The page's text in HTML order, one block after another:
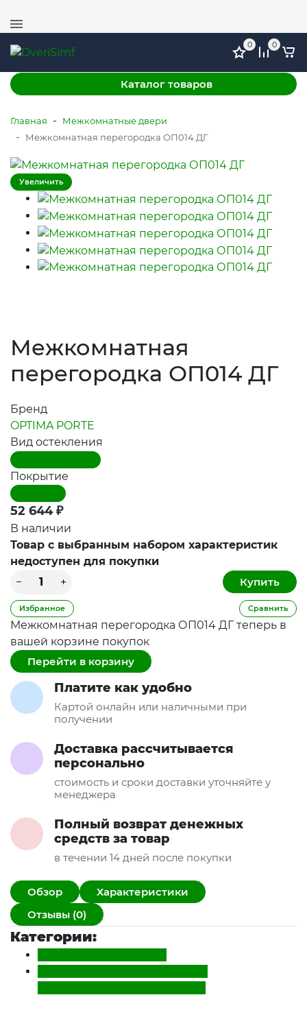
0 0
Каталог товаров
Главная - Межкомнатные двери
- Межкомнатная перегородка ОП014 ДГ
Увеличить
Межкомнатная
перегородка ОП014 ДГ
Бренд
OPTIMA PORTE
Вид остекления
Покрытие
52 644 ₽
В наличии
Товар с выбранным набором характеристик
недоступен для покупки
Избранное Сравнить
Межкомнатная перегородка ОП014 ДГ теперь в
вашей корзине покупок
Перейти в корзину
Платите как удобно
Картой онлайн или наличными при
получении
Доставка рассчитывается
персонально
стоимость и сроки доставки уточняйте у
менеджера
Полный возврат денежных
средств за товар
в течении 14 дней после покупки
Обзор
Характеристики
Отзывы (0)
Категории: